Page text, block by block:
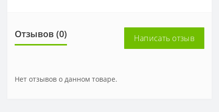
Отзывов (0) Написать отзыв
Нет отзывов о данном товаре.